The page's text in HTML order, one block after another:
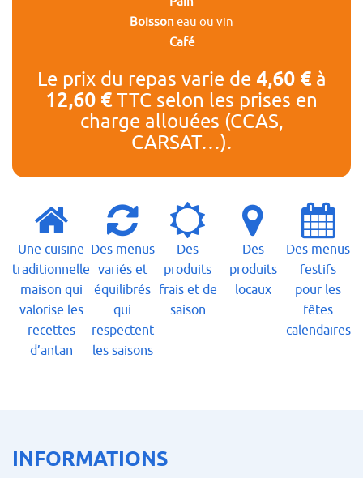
Boissoneau ou vin
Café
Le prix du repas varie de 4,60 €à
12,60 €TTC selon les prises en
charge allouées (CCAS,
CARSAT…).
Une cuisine
traditionnelle
maison qui
valorise les
recettes
d’antan
Des menus
variés et
équilibrés
qui
respectent
les saisons
Des
produits
frais et de
saison
Des
produits
locaux
Des menus
festifs
pour les
fêtes
calendaires
INFORMATIONS